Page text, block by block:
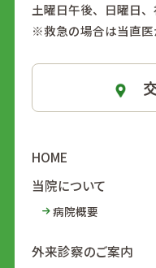
土曜日午後、日曜日、
※救急の場合は当直
HOME
当院について
病院概要
外来診察のご案内